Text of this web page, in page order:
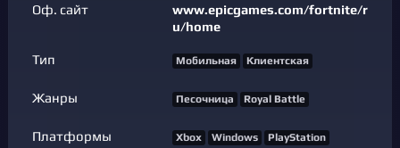
Оф. сайт
www.epicgames.com/fortnite/r
u/home
Тип Мобильная Клиентская
Жанры Песочница Royal Battle
Платформы Xbox Windows
PlayStation